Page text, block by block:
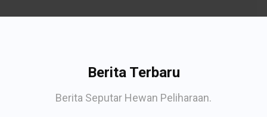
Berita Terbaru
Berita Seputar Hewan Peliharaan.